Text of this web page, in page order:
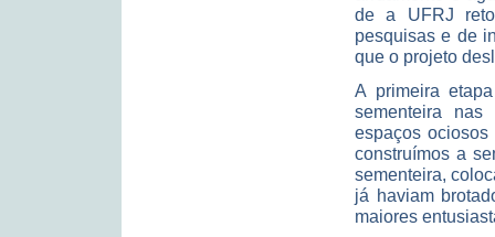
de a UFRJ
pesquisas e de
que o projeto
A primeira
sementeira nas
espaços
construímos a
sementeira,
já haviam
maiores